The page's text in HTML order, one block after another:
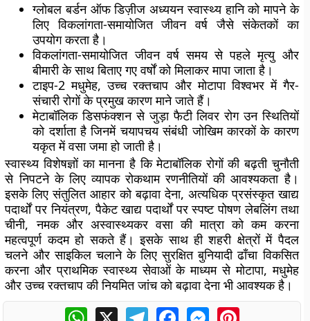
ग्लोबल बर्डन ऑफ डिज़ीज अध्ययन स्वास्थ्य हानि को मापने के
लिए विकलांगता-समायोजित जीवन वर्ष जैसे संकेतकों का
उपयोग करता है।
विकलांगता-समायोजित जीवन वर्ष समय से पहले मृत्यु और
बीमारी के साथ बिताए गए वर्षों को मिलाकर मापा जाता है।
टाइप-2 मधुमेह, उच्च रक्तचाप और मोटापा विश्वभर में गैर-
संचारी रोगों के प्रमुख कारण माने जाते हैं।
मेटाबॉलिक डिसफंक्शन से जुड़ा फैटी लिवर रोग उन स्थितियों
को दर्शाता है जिनमें चयापचय संबंधी जोखिम कारकों के कारण
यकृत में वसा जमा हो जाती है।
स्वास्थ्य विशेषज्ञों का मानना है कि मेटाबॉलिक रोगों की बढ़ती चुनौती
से निपटने के लिए व्यापक रोकथाम रणनीतियों की आवश्यकता है।
इसके लिए संतुलित आहार को बढ़ावा देना, अत्यधिक प्रसंस्कृत खाद्य
पदार्थों पर नियंत्रण, पैकेट खाद्य पदार्थों पर स्पष्ट पोषण लेबलिंग तथा
चीनी, नमक और अस्वास्थ्यकर वसा की मात्रा को कम करना
महत्वपूर्ण कदम हो सकते हैं। इसके साथ ही शहरी क्षेत्रों में पैदल
चलने और साइकिल चलाने के लिए सुरक्षित बुनियादी ढाँचा विकसित
करना और प्राथमिक स्वास्थ्य सेवाओं के माध्यम से मोटापा, मधुमेह
और उच्च रक्तचाप की नियमित जांच को बढ़ावा देना भी आवश्यक है।
WhatsApp
X TelegramFacebookMessengerPinterest